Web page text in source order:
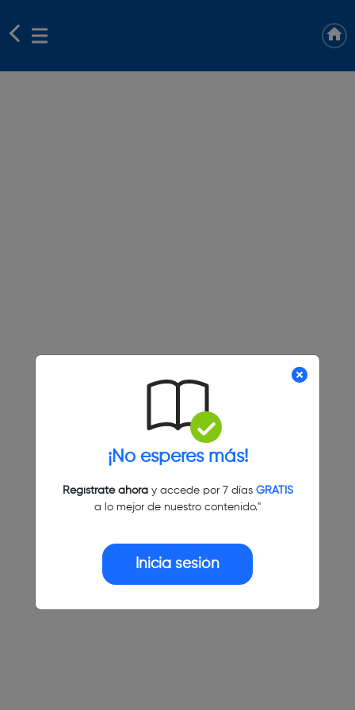
¡No esperes más!
Regístrate ahoray accede por 7 días GRATIS
a lo mejor de nuestro contenido."
Inicia sesión